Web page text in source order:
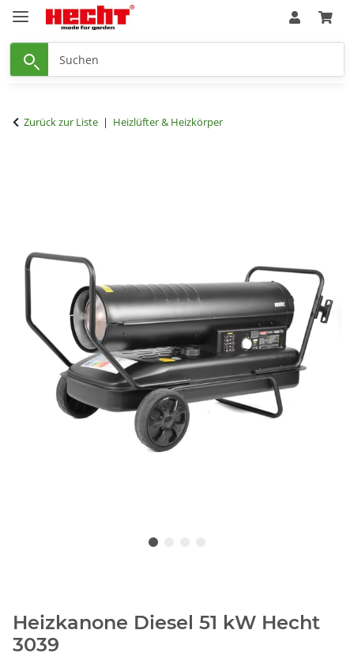
Zurück zur Liste Heizlüfter & Heizkörper
Heizkanone Diesel 51 kW Hecht
3039